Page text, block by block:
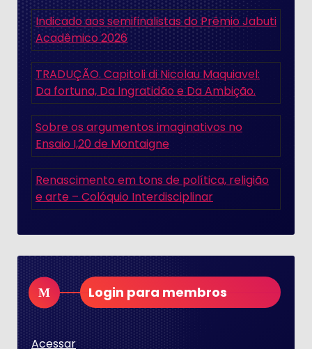
Indicado aos semifinalistas do Prêmio Jabuti
Acadêmico 2026
TRADUÇÃO. Capitoli di Nicolau Maquiavel:
Da fortuna, Da Ingratidão e Da Ambição.
Sobre os argumentos imaginativos no
Ensaio I,20 de Montaigne
Renascimento em tons de política, religião
e arte – Colóquio Interdisciplinar
Login para membros
Acessar